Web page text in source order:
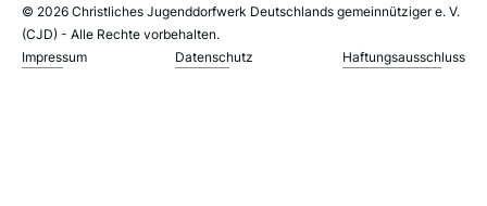
© 2026 Christliches Jugenddorfwerk Deutschlands gemeinnütziger e. V.
(CJD) - Alle Rechte vorbehalten.
Impressum
Datenschutz Haftungsausschluss